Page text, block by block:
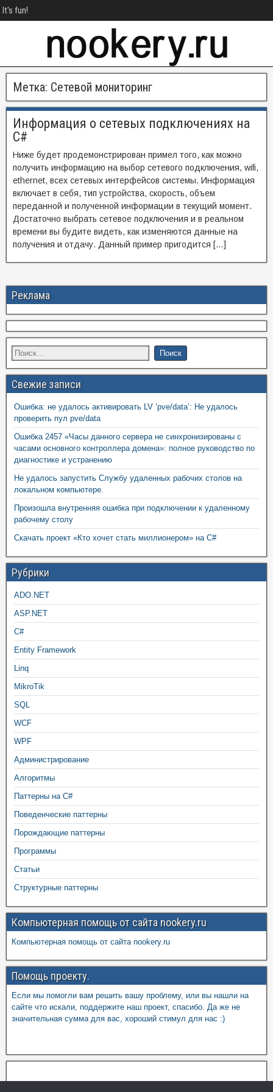
It's fun!
Метка: Сетевой мониторинг
Информация о сетевых подключениях на
C#
Ниже будет продемонстрирован примел того, как можно
получить информацию на выбор сетевого подключения, wifi,
ethernet, всех сетевых интерфейсов системы. Информация
включает в себя, тип устройства, скорость, объем
переданной и полученной информации в текущий момент.
Достаточно выбрать сетевое подключения и в реальном
времени вы будите видеть, как изменяются данные на
получения и отдачу. Данный пример пригодится […]
Реклама
Свежие записи
Ошибка: не удалось активировать LV ‘pve/data’: Не удалось
проверить пул pve/data
Ошибка 2457 «Часы данного сервера не синхронизированы с
часами основного контроллера домена»: полное руководство по
диагностике и устранению
Не удалось запустить Службу удаленных рабочих столов на
локальном компьютере.
Произошла внутренняя ошибка при подключении к удаленному
рабочему столу
Скачать проект «Кто хочет стать миллионером» на C#
Рубрики
ADO.NET
ASP.NET
C#
Entity Framework
Linq
MikroTik
SQL
WCF
WPF
Администрирование
Алгоритмы
Паттерны на C#
Поведенческие паттерны
Порождающие паттерны
Программы
Статьи
Структурные паттерны
Компьютерная помощь от сайта nookery.ru
Компьютерная помощь от сайта nookery.ru
Помощь проекту.
Если мы помогли вам решить вашу проблему, или вы нашли на
сайте что искали, поддержите наш проект, спасибо. Да же не
значительная сумма для вас, хороший стимул для нас :)